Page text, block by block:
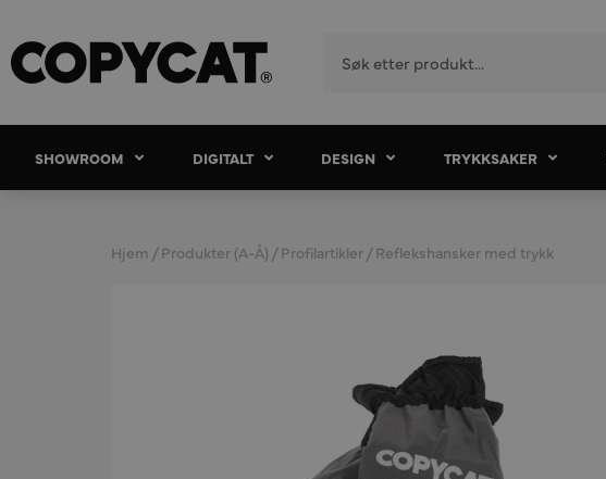
SHOWROOM DIGITALT DESIGN TRYKKSAKER
Hjem /Produkter (A-Å) /Profilartikler / Reflekshansker med trykk